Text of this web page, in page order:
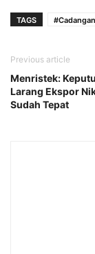
TAGS
Previous article
Menristek:
Larang Ekspor
Sudah Tepat